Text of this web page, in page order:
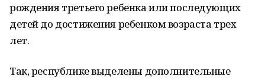
рождения третьего ребенка или последующих
детей до достижения ребенком возраста трех
лет.
Так, республике выделены дополнительные